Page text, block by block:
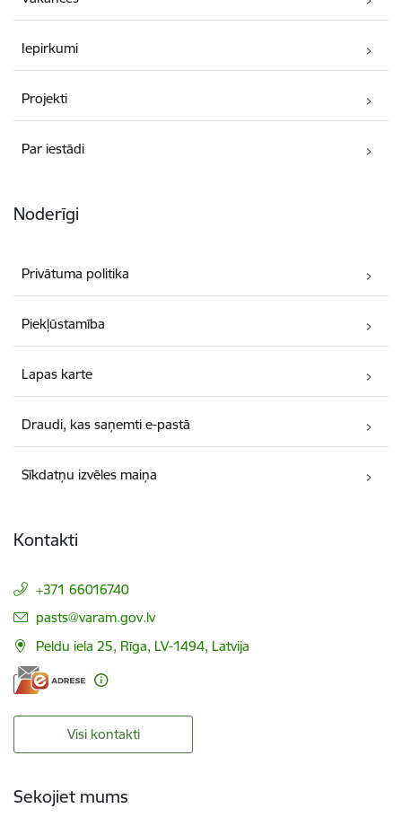
Iepirkumi
Projekti
Par iestādi
Noderīgi
Privātuma politika
Piekļūstamība
Lapas karte
Draudi, kas saņemti e-pastā
Sīkdatņu izvēles maiņa
Kontakti
+371 66016740
E-pasts:
pasts@varam.gov.lv
Peldu iela 25, Rīga, LV-1494, Latvija
Visi kontakti
Sekojiet mums